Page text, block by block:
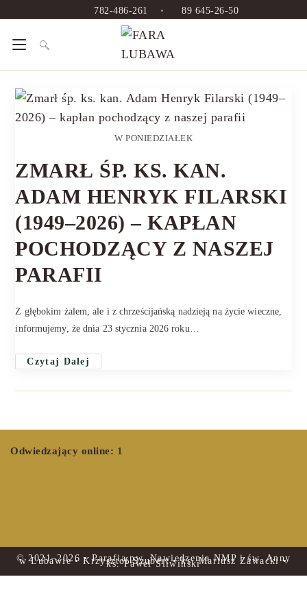
782-486-261 • 89 645-26-50
W PONIEDZIAŁEK
ZMARŁ ŚP. KS. KAN.
ADAM HENRYK FILARSKI
(1949–2026) – KAPŁAN
POCHODZĄCY Z NASZEJ
PARAFII
Z głębokim żalem, ale i z chrześcijańską nadzieją na życie wieczne,
informujemy, że dnia 23 stycznia 2026 roku…
Czytaj Dalej
Odwiedzający online: 1
© 2021–2026 • Parafia pw. Nawiedzenia NMP i św. Anny
w Lubawie • Krzysztof Szubert • ks. Mariusz Zawacki •
ks. Paweł Śliwiński